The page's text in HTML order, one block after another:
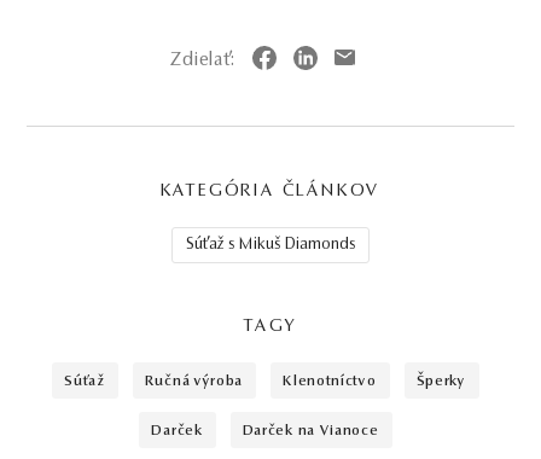
Zdielať:
KATEGÓRIA ČLÁNKOV
Súťaž s Mikuš Diamonds
TAGY
súťaž ručná výroba klenotníctvo šperky
darček darček na Vianoce